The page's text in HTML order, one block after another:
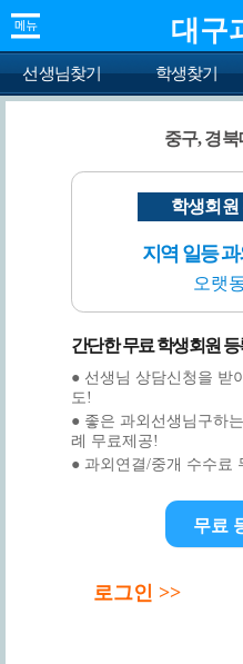
대구
선생님찾기 학생찾기
중구, 경
학생회원
지역 일등
오랫
간단한 무료 학생회원 등
● 선생님 상담신청을 받
도!
● 좋은 과외선생님구하
례 무료제공!
● 과외연결/중개 수수료
무료
로그인 >>